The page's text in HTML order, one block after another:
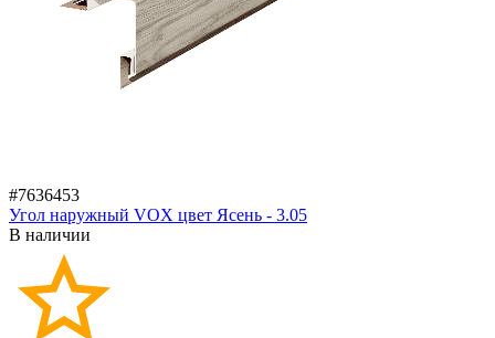
#7636453
Угол наружный VOX цвет Ясень - 3.05
В наличии